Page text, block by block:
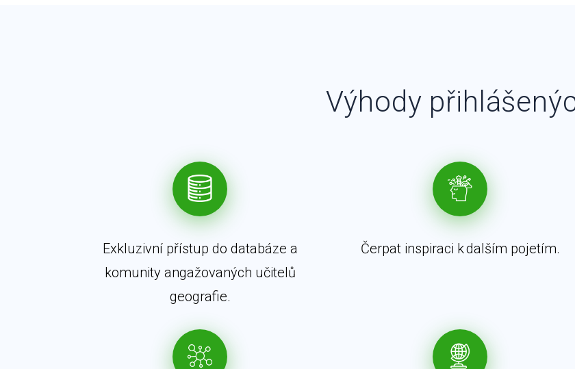
Výhody
Exkluzivní přístup do databáze a
komunity angažovaných učitelů
geografie.
Čerpat inspiraci k dalším pojetím.